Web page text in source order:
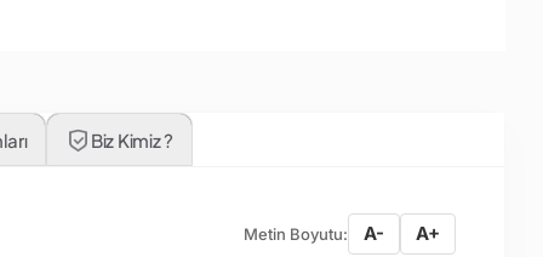
Biz Kimiz ?
Metin Boyutu: A- A+